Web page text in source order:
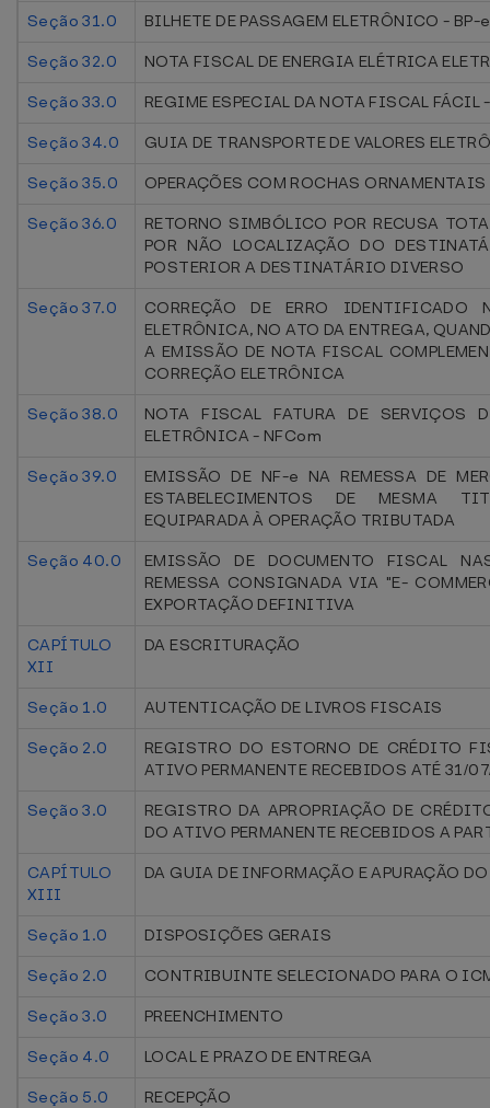
Seção 31.0
BILHETE DE PASSAGEM ELETRÔNICO - BP-e
Seção 32.0
NOTA FISCAL DE ENERGIA ELÉTRICA
Seção 33.0
REGIME ESPECIAL DA NOTA FISCAL FÁCIL
Seção 34.0
GUIA DE TRANSPORTE DE VALORES
Seção 35.0
OPERAÇÕES COM ROCHAS ORNAMENTAIS
Seção 36.0
RETORNO SIMBÓLICO POR RECUSA
POR NÃO LOCALIZAÇÃO DO
POSTERIOR A DESTINATÁRIO DIVERSO
Seção 37.0
CORREÇÃO DE ERRO IDENTIFICADO
ELETRÔNICA, NO ATO DA ENTREGA,
A EMISSÃO DE NOTA FISCAL
CORREÇÃO ELETRÔNICA
Seção 38.0
NOTA FISCAL FATURA DE SERVIÇOS
ELETRÔNICA - NFCom
Seção 39.0
EMISSÃO DE NF-e NA REMESSA DE
ESTABELECIMENTOS DE MESMA
EQUIPARADA À OPERAÇÃO TRIBUTADA
Seção 40.0
EMISSÃO DE DOCUMENTO FISCAL
REMESSA CONSIGNADA VIA "E-
EXPORTAÇÃO DEFINITIVA
CAPÍTULO
XII
DA ESCRITURAÇÃO
Seção 1.0
AUTENTICAÇÃO DE LIVROS FISCAIS
Seção 2.0
REGISTRO DO ESTORNO DE CRÉDITO
ATIVO PERMANENTE RECEBIDOS ATÉ 31/
Seção 3.0
REGISTRO DA APROPRIAÇÃO DE
DO ATIVO PERMANENTE RECEBIDOS A
CAPÍTULO
XIII
DA GUIA DE INFORMAÇÃO E APURAÇÃO
Seção 1.0
DISPOSIÇÕES GERAIS
Seção 2.0
CONTRIBUINTE SELECIONADO PARA O
Seção 3.0
PREENCHIMENTO
Seção 4.0
LOCAL E PRAZO DE ENTREGA
Seção 5.0
RECEPÇÃO